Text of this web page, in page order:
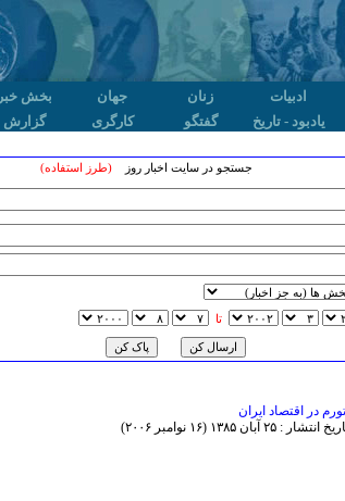
ادبیات زنان جهان بخش خبر
یادبود - تاریخ گفتگو کارگری گزارش
جستجو در سایت اخبار روز(طرز استفاده)
تا
تورم در اقتصاد ایران
آبان ۱٣٨۵ (۱۶ نوامبر ۲۰۰۶)